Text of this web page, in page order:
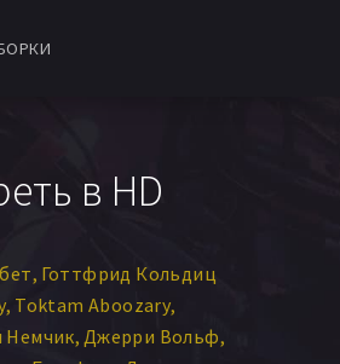
в HD
Готтфрид Кольдиц
Toktam Aboozary
Немчик Джерри Вольф